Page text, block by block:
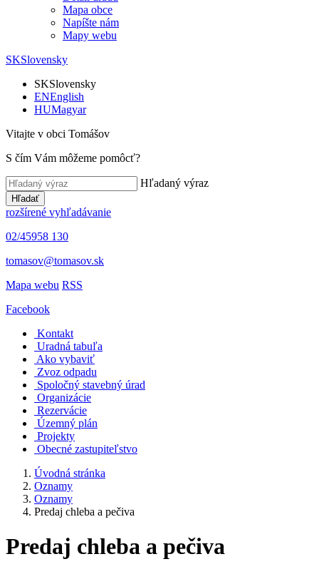
Mapa obce
Napíšte nám
Mapy webu
SKSlovensky
SKSlovensky
ENEnglish
HUMagyar
Vitajte v obci Tomášov
S čím Vám môžeme pomôcť?
Hľadaný výraz
Hľadať
rozšírené vyhľadávanie
02/45958 130
tomasov@tomasov.sk
Mapa webu RSS
Facebook
Kontakt
Uradná tabuľa
Ako vybaviť
Zvoz odpadu
Spoločný stavebný úrad
Organizácie
Rezervácie
Územný plán
Projekty
Obecné zastupiteľstvo
Úvodná stránka
Oznamy
Oznamy
Predaj chleba a pečiva
Predaj chleba a pečiva